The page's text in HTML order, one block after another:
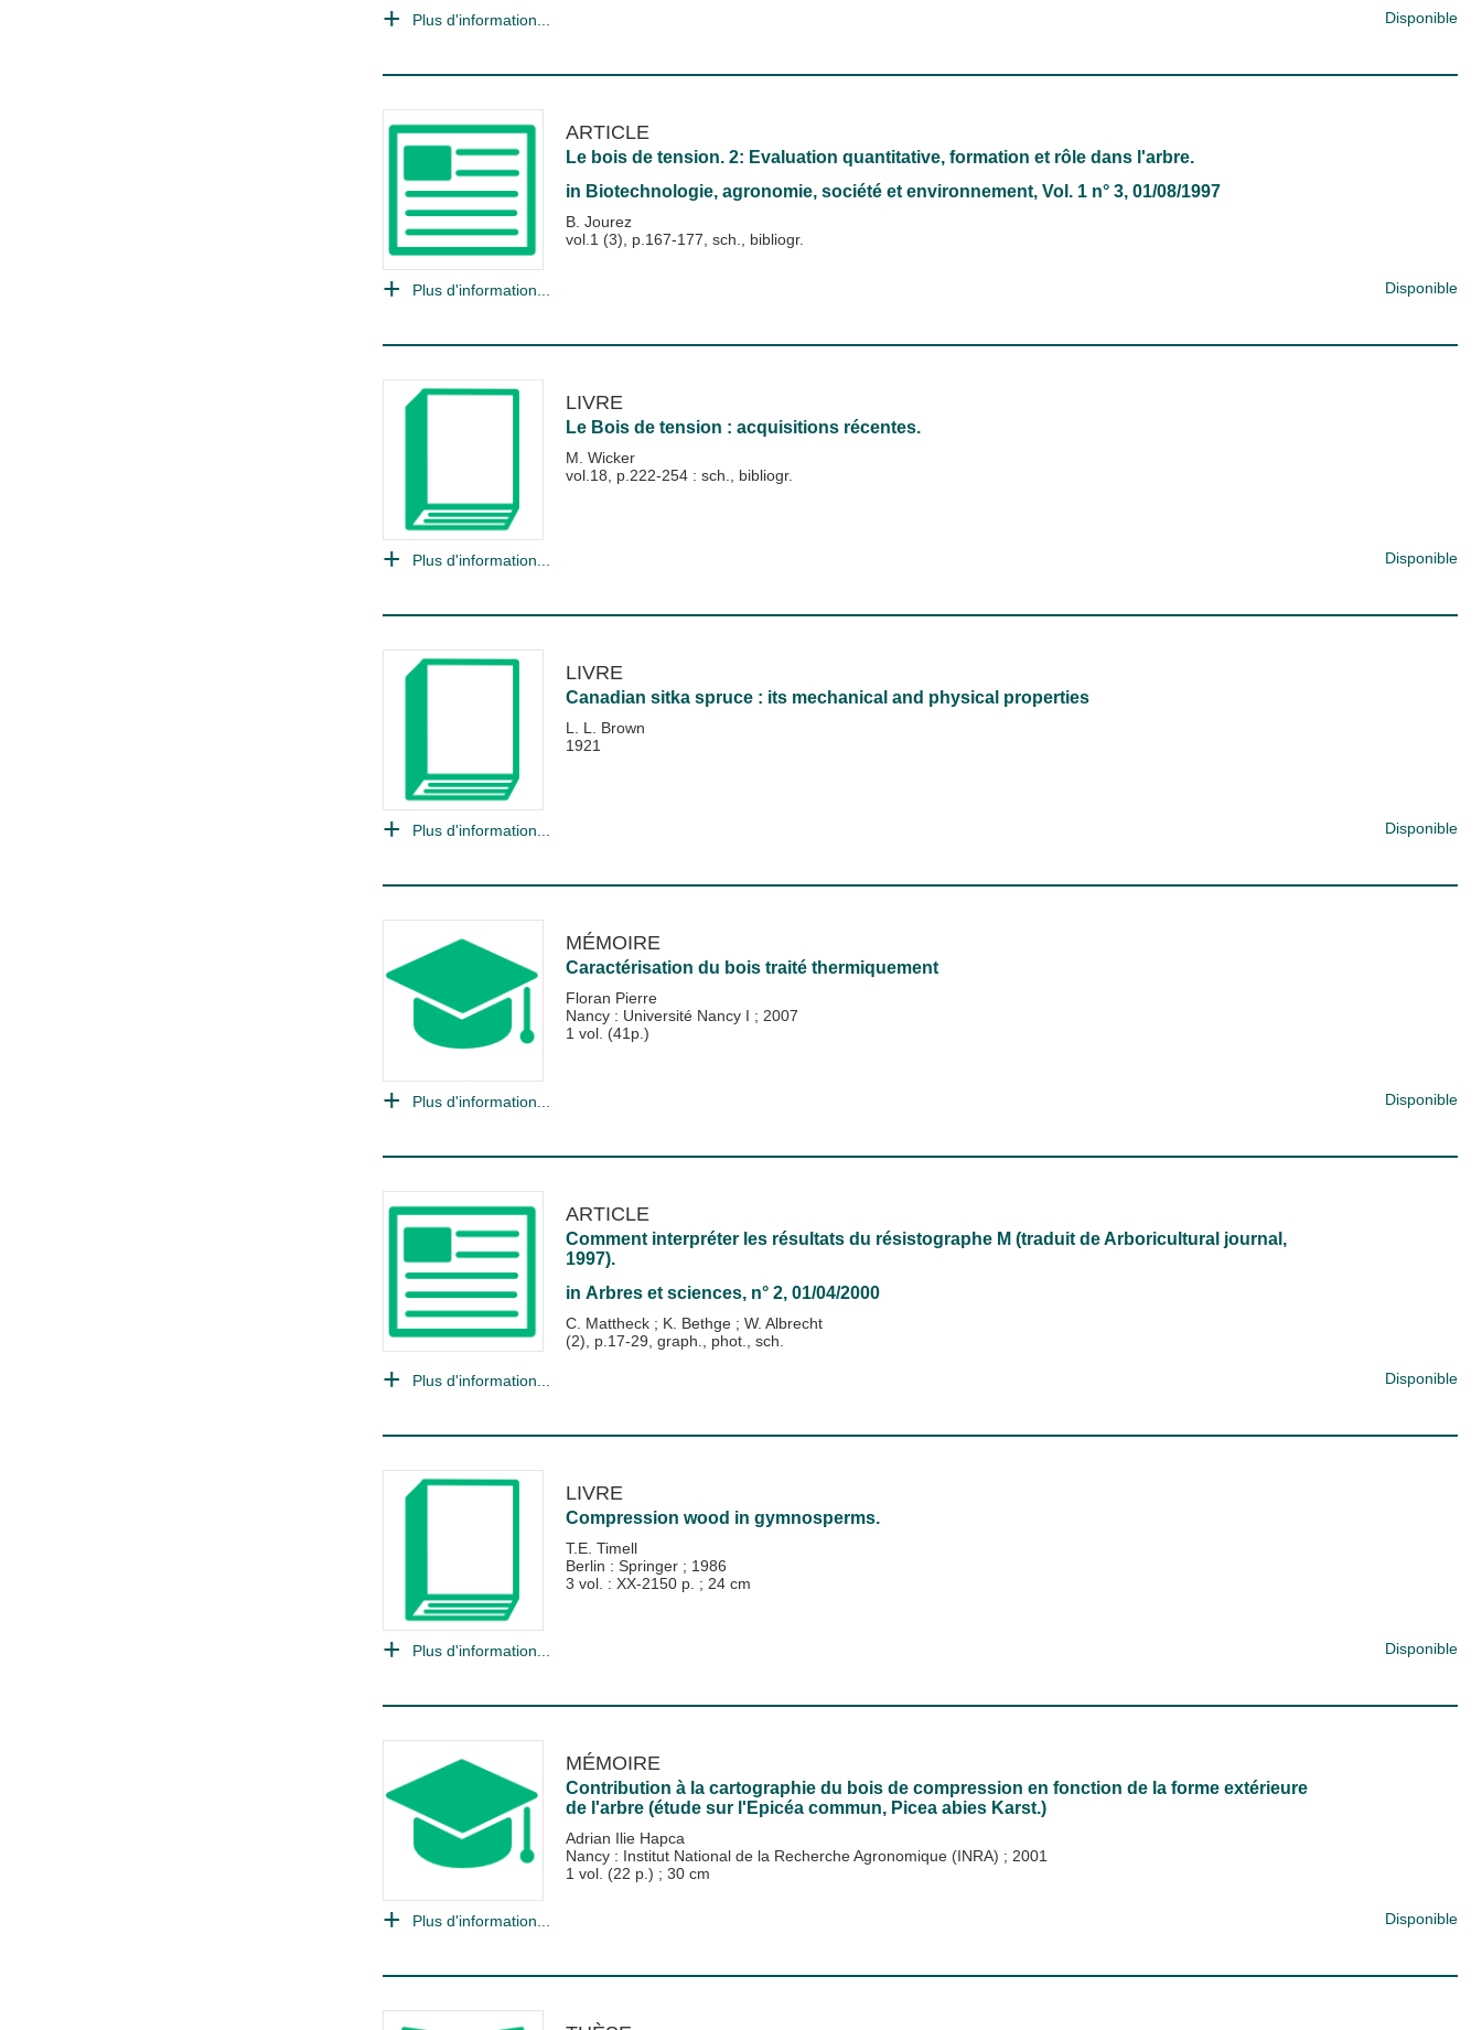
Plus d'information... Disponible
ARTICLE
Le bois de tension. 2: Evaluation quantitative, formation et rôle dans l'arbre.
in Biotechnologie, agronomie, société et environnement, Vol. 1 n° 3, 01/08/1997
B. Jourez
vol.1 (3), p.167-177, sch., bibliogr.
Plus d'information... Disponible
LIVRE
Le Bois de tension : acquisitions récentes.
M. Wicker
vol.18, p.222-254 : sch., bibliogr.
Plus d'information... Disponible
LIVRE
Canadian sitka spruce : its mechanical and physical properties
L. L. Brown
1921
Plus d'information... Disponible
MÉMOIRE
Caractérisation du bois traité thermiquement
Floran Pierre
Nancy : Université Nancy I ; 2007
1 vol. (41p.)
Plus d'information... Disponible
ARTICLE
Comment interpréter les résultats du résistographe M (traduit de Arboricultural journal,
1997).
in Arbres et sciences, n° 2, 01/04/2000
C. Mattheck ; K. Bethge ; W. Albrecht
(2), p.17-29, graph., phot., sch.
Plus d'information... Disponible
LIVRE
Compression wood in gymnosperms.
T.E. Timell
Berlin : Springer ; 1986
3 vol. : XX-2150 p. ; 24 cm
Plus d'information... Disponible
MÉMOIRE
Contribution à la cartographie du bois de compression en fonction de la forme extérieure
de l'arbre (étude sur l'Epicéa commun, Picea abies Karst.)
Adrian Ilie Hapca
Nancy : Institut National de la Recherche Agronomique (INRA) ; 2001
1 vol. (22 p.) ; 30 cm
Plus d'information... Disponible